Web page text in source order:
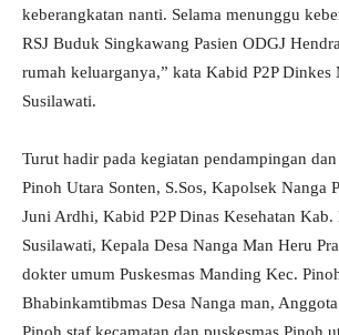
keberangkatan nanti. Selama menunggu
RSJ Buduk Singkawang Pasien ODGJ
rumah keluarganya,” kata Kabid P2P Dinkes
Susilawati.
Turut hadir pada kegiatan pendampingan
Pinoh Utara Sonten, S.Sos, Kapolsek Nanga
Juni Ardhi, Kabid P2P Dinas Kesehatan
Susilawati, Kepala Desa Nanga Man Heru
dokter umum Puskesmas Manding Kec.
Bhabinkamtibmas Desa Nanga man,